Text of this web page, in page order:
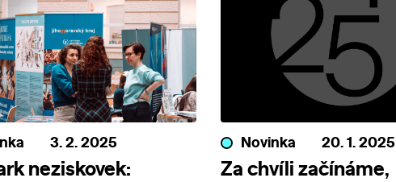
3. 2. 2025
neziskovek:
Novinka 20. 1. 2025
Za chvíli začínáme,